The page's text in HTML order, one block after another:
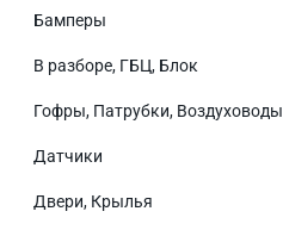
Бамперы
В разборе, ГБЦ, Блок
Гофры, Патрубки, Воздуховоды
Датчики
Двери, Крылья